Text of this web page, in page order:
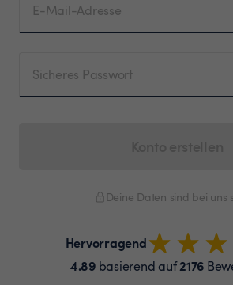
E-Mail-Adresse
Sicheres Passwort
Deine Daten sind bei uns
Hervorragend
4.89basierend auf2176